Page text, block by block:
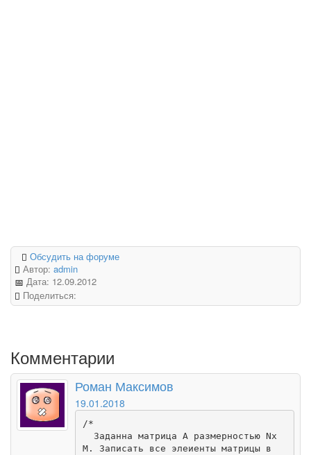
Обсудить на форуме
Автор: admin
Дата: 12.09.2012
Поделиться:
Комментарии
Роман Максимов
19.01.2018
/*
M. Записать все элеиенты матрицы в